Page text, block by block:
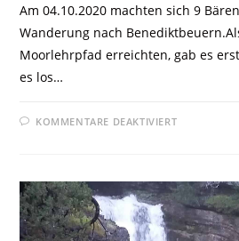
Am 04.10.2020 machten sich 9
Wanderung nach
Moorlehrpfad erreichten, gab es
es los…
KOMMENTARE DEAKTIVIERT